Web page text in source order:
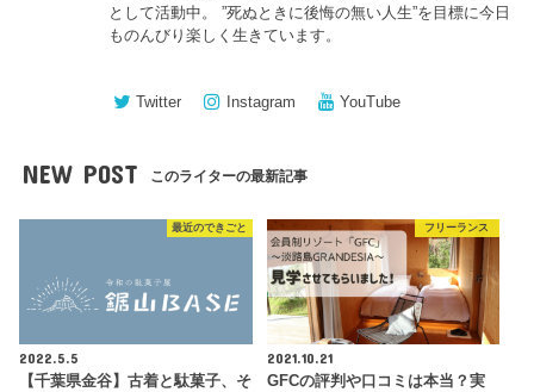
として活動中。 ”死ぬときに後悔の無い人生”を目標に今日
ものんびり楽しく生きています。
Twitter Instagram YouTube
NEW POST このライターの最新記事
最近のできごと
2022.5.5
【千葉県金谷】古着と駄菓子、そ
フリーランス
2021.10.21
GFCの評判や口コミは本当？実